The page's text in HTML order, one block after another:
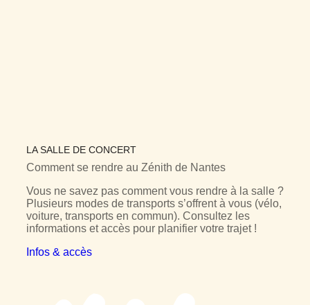
LA SALLE DE CONCERT
Comment se rendre au Zénith de Nantes
Vous ne savez pas comment vous rendre à la salle ?
Plusieurs modes de transports s’offrent à vous (vélo,
voiture, transports en commun). Consultez les
informations et accès pour planifier votre trajet !
Infos & accès